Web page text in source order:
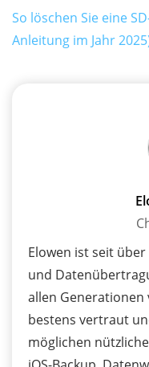
So löschen Sie eine
Anleitung im Jahr
Elowen ist seit
und
allen Generationen
bestens vertraut
möglichen